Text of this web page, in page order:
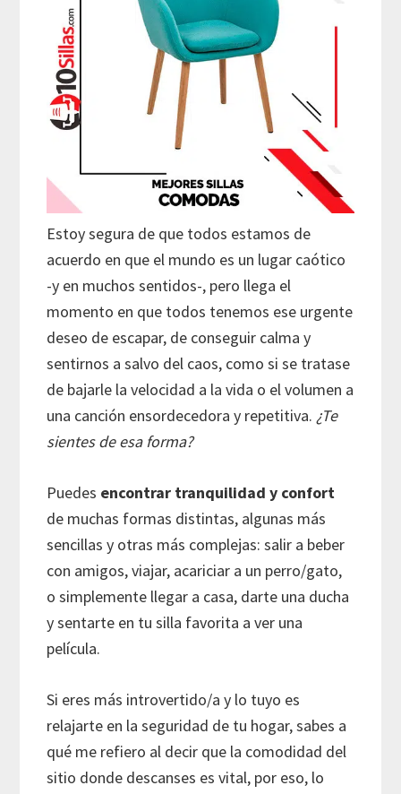
Estoy segura de que todos estamos de
acuerdo en que el mundo es un lugar caótico
-y en muchos sentidos-, pero llega el
momento en que todos tenemos ese urgente
deseo de escapar, de conseguir calma y
sentirnos a salvo del caos, como si se tratase
de bajarle la velocidad a la vida o el volumen a
una canción ensordecedora y repetitiva. ¿Te
sientes de esa forma?
Puedes encontrar tranquilidad y confort
de muchas formas distintas, algunas más
sencillas y otras más complejas: salir a beber
con amigos, viajar, acariciar a un perro/gato,
o simplemente llegar a casa, darte una ducha
y sentarte en tu silla favorita a ver una
película.
Si eres más introvertido/a y lo tuyo es
relajarte en la seguridad de tu hogar, sabes a
qué me refiero al decir que la comodidad del
sitio donde descanses es vital, por eso, lo